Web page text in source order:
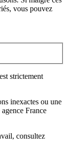
vous pouvez
strictement
inexactes ou une
France
, consultez